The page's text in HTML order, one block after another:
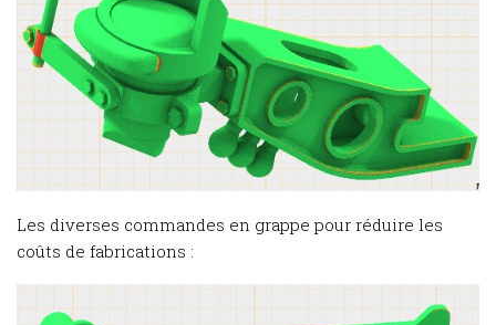
Les diverses commandes en grappe pour réduire les
coûts de fabrications :